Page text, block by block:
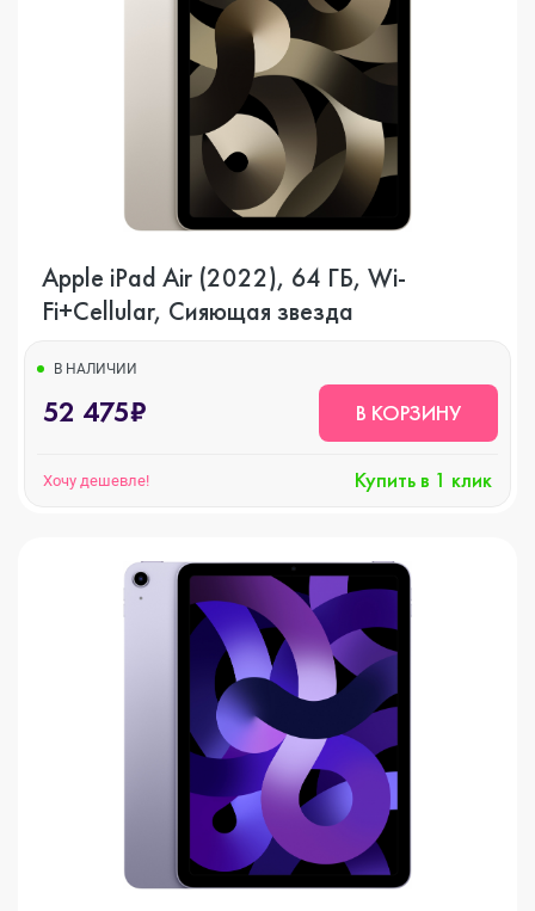
Apple iPad Air (2022), 64 ГБ, Wi-
Fi+Cellular, Сияющая звезда
В НАЛИЧИИ
52 475₽ В КОРЗИНУ
Хочу дешевле! Купить в 1 клик